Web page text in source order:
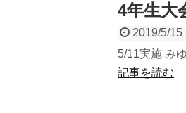
4年生大
2019/5/15
5/11実施 み
記事を読む